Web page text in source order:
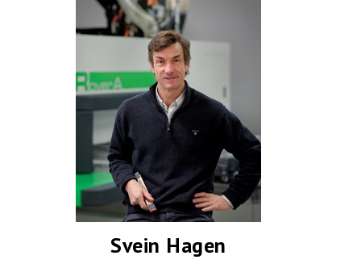
Svein Hagen